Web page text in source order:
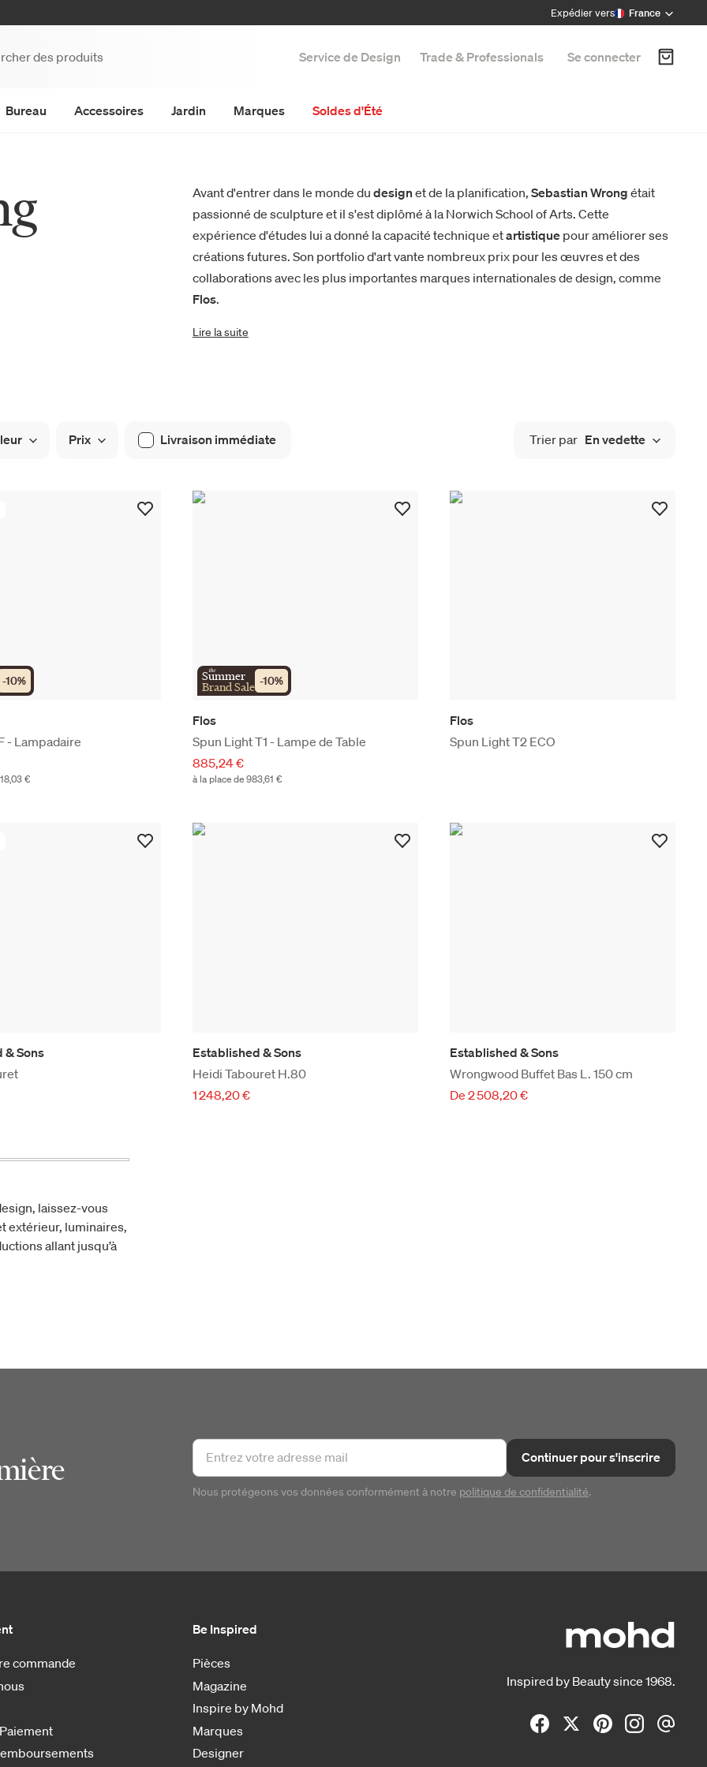
Expédier vers France
Service de Design Trade & Professionals Se connecter
Bureau Accessoires Jardin Marques Soldes d'Été
Avant d'entrer dans le monde du design et de la planification, Sebastian Wrong était
passionné de sculpture et il s'est diplômé à la Norwich School of Arts. Cette
expérience d'études lui a donné la capacité technique etartistiquepour améliorer ses
créations futures. Son portfolio d'art vante nombreux prix pour les œuvres et des
collaborations avec les plus importantes marques internationales de design, comme
Flos.
Lire la suite
Prix Livraison immédiate Trier par En vedette
-10%
- Lampadaire
€
the
Summer
Brand Sale -10%
Flos
Spun Light T1 - Lampe de Table
885,24 €
à la place de 983,61 €
Flos
Spun Light T2 ECO
& Sons
Established & Sons
Heidi Tabouret H.80
1 248,20 €
Established & Sons
Wrongwood Buffet Bas L. 150 cm
De 2 508,20 €
laissez-vous
extérieur, luminaires,
allant jusqu’à
Continuer pour s'inscrire
Nous protégeons vos données conformément à notre politique de confidentialité.
Inspired by Beauty since 1968.
commande
Be Inspired
Pièces
Magazine
Inspire by Mohd
Marques
Designer